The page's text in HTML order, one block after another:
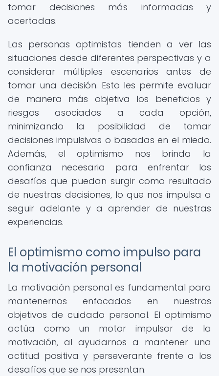
tomar decisiones más informadas y
acertadas.
Las personas optimistas tienden a ver las
situaciones desde diferentes perspectivas y a
considerar múltiples escenarios antes de
tomar una decisión. Esto les permite evaluar
de manera más objetiva los beneficios y
riesgos asociados a cada opción,
minimizando la posibilidad de tomar
decisiones impulsivas o basadas en el miedo.
Además, el optimismo nos brinda la
confianza necesaria para enfrentar los
desafíos que puedan surgir como resultado
de nuestras decisiones, lo que nos impulsa a
seguir adelante y a aprender de nuestras
experiencias.
El optimismo como impulso para
la motivación personal
La motivación personal es fundamental para
mantenernos enfocados en nuestros
objetivos de cuidado personal. El optimismo
actúa como un motor impulsor de la
motivación, al ayudarnos a mantener una
actitud positiva y perseverante frente a los
desafíos que se nos presentan.